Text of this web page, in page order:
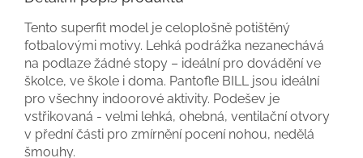
Tento superfit model je celoplošně potištěný
fotbalovými motivy. Lehká podrážka nezanechává
na podlaze žádné stopy – ideální pro dovádění ve
školce, ve škole i doma. Pantofle BILL jsou ideální
pro všechny indoorové aktivity. Podešev je
vstřikovaná - velmi lehká, ohebná, ventilační otvory
v přední části pro zmírnění pocení nohou, nedělá
šmouhy.